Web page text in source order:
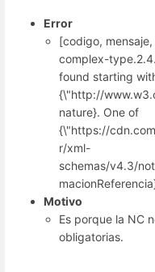
Error
[codigo,
complex-
found starting
{\"http://
nature}. One of
{\"https://
r/xml-
schemas/v4.3/
Motivo
Es porque la NC
obligatorias.